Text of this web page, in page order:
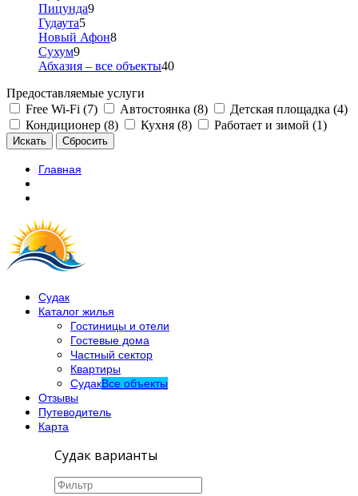
Пицунда9
Гудаута5
Новый Афон8
Сухум9
Абхазия – все объекты40
Предоставляемые услуги
Free Wi-Fi (7)
Автостоянка (8)
Детская площадка (4)
Кондиционер (8)
Кухня (8) Работает и зимой (1)
Главная
Судак
Каталог жилья
Гостиницы и отели
Гостевые дома
Частный сектор
Квартиры
СудакВсе объекты
Отзывы
Путеводитель
Карта
Судак варианты